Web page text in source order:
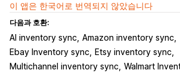
이 앱은 한국어로 번역되지 않았습니다
다음과 호환:
AI inventory sync Amazon inventory sync
Ebay Inventory sync
Etsy inventory sync
Multichannel inventory sync Walmart